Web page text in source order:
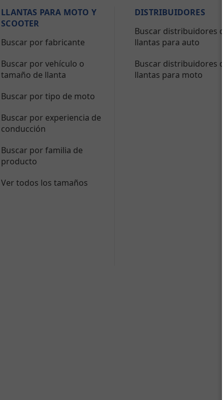
LLANTAS PARA MOTO Y
SCOOTER
Buscar por fabricante
Buscar por vehículo o
tamaño de llanta
Buscar por tipo de moto
Buscar por experiencia de
conducción
Buscar por familia de
producto
Ver todos los tamaños
DISTRIBUIDORES
Buscar distribuidores de
llantas para auto
Buscar distribuidores de
llantas para moto